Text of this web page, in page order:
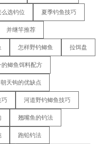
选钓位 夏季钓鱼技巧
并继竿推荐
怎样野钓鲫鱼 拉饵盘
鲫鱼饵料配方
朝天钩的优缺点
巧 河道野钓鲫鱼技巧
翘嘴鱼的钓法
跑铅钓法